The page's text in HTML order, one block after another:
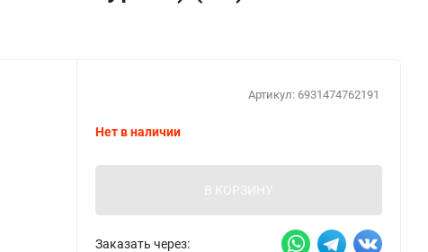
Артикул: 6931474762191
Нет в наличии
В КОРЗИНУ
Заказать через: